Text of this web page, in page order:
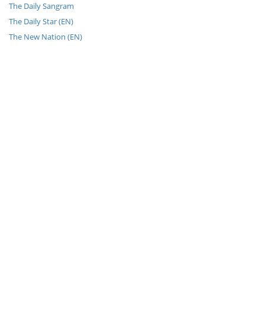
The Daily Sangram
The Daily Star (EN)
The New Nation (EN)